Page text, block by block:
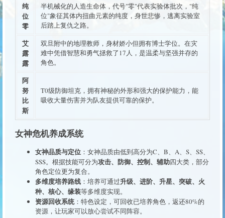
纯
位
零
半机械化的人造生命体，代号"零"代表实验体批次，"纯
位"象征其体内扭曲元素的纯度，身世悲惨，逃离实验室
后踏上复仇之路。
艾
露
露
双旦附中的地理教师，身材娇小但拥有博士学位。在灾
难中凭借智慧和勇气拯救了17人，是温柔与坚强并存的
角色。
阿
努
比
斯
T0级防御坦克，拥有神秘的外形和强大的保护能力，能
吸收大量伤害并为队友提供可靠的保护。
女神危机养成系统
女神品质与定位 ：女神品质由低到高分为C、B、A、S、SS、
SSS。根据技能可分为攻击、防御、控制、辅助四大类，部分
角色定位更为复合。
多维度培养路线 ：培养可通过升级、进阶、升星、突破、火
种、核心、缘装等多维度实现。
资源回收系统：特色设定，可回收已培养角色，返还80%的
资源，让玩家可以放心尝试不同阵容。